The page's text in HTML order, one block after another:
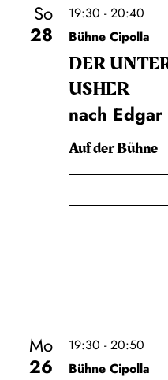
So
28
19:30 - 20:40
Bühne Cipolla
DER
USHER
nach
Auf der Bühne
Mo
26
19:30 - 20:50
Bühne Cipolla